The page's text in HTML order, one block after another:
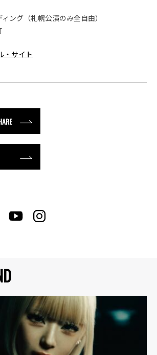
ング（札幌公演のみ全自由）
・サイト